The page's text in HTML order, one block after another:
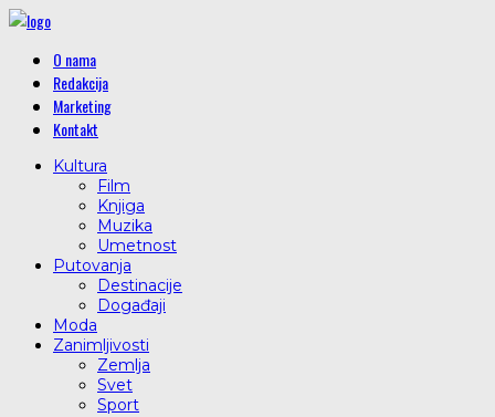
O nama
Redakcija
Marketing
Kontakt
Kultura
Film
Knjiga
Muzika
Umetnost
Putovanja
Destinacije
Događaji
Moda
Zanimljivosti
Zemlja
Svet
Sport